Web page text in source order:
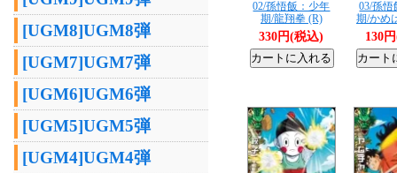
[UGM8]UGM8弾
[UGM7]UGM7弾
[UGM6]UGM6弾
[UGM5]UGM5弾
[UGM4]UGM4弾
02/孫悟飯：少年
期/龍翔拳 (R)
330円(税込)
03/孫
期/かめ
130